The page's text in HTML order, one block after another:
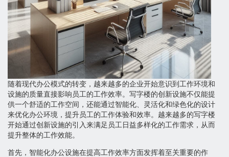
随着现代办公模式的转变，越来越多的企业开始意识到工作环境和
设施的质量直接影响员工的工作效率。写字楼的创新设施不仅能提
供一个舒适的工作空间，还能通过智能化、灵活化和绿色化的设计
来优化办公环境，提升员工的工作体验和效率。越来越多的写字楼
开始通过创新设施的引入来满足员工日益多样化的工作需求，从而
提升整体的工作效能。
首先，智能化办公设施在提高工作效率方面发挥着至关重要的作